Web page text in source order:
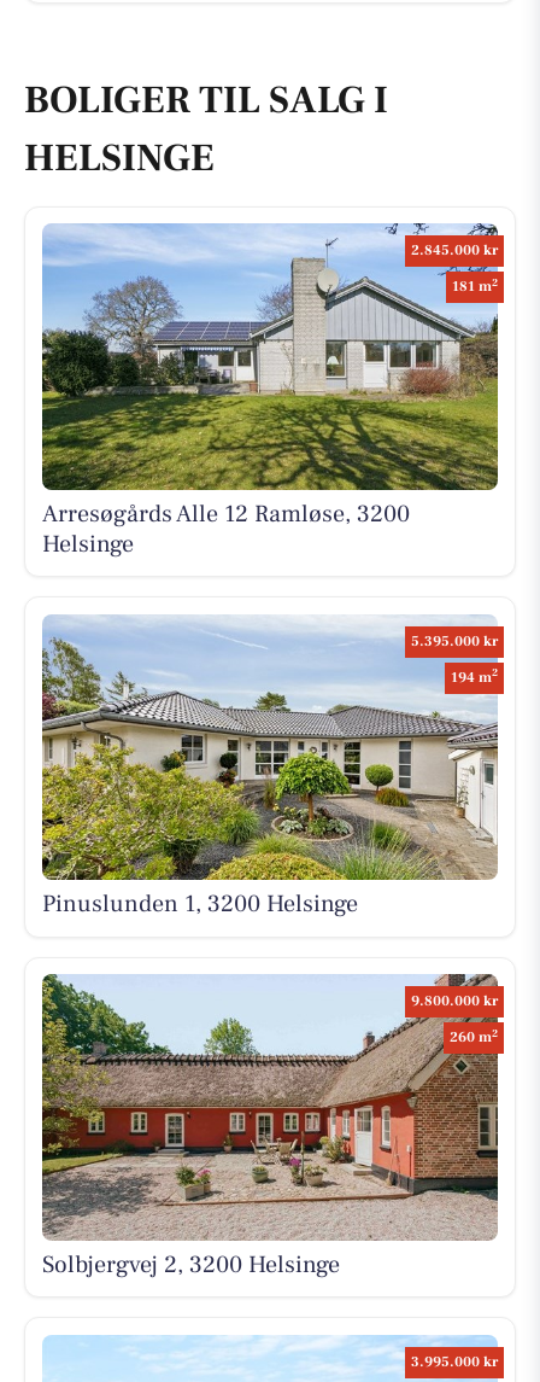
BOLIGER TIL SALG I
HELSINGE
2.845.000 kr
181 m2
Arresøgårds Alle 12 Ramløse, 3200
Helsinge
5.395.000 kr
194 m2
Pinuslunden 1, 3200 Helsinge
9.800.000 kr
260 m2
Solbjergvej 2, 3200 Helsinge
3.995.000 kr